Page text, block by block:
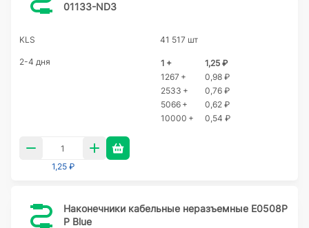
01133-ND3
KLS 41 517 шт
2-4 дня 1 +
1,25 ₽
1267 +
0,98 ₽
2533 +
0,76 ₽
5066 +
0,62 ₽
10000 +
0,54 ₽
1,25 ₽
Наконечники кабельные неразъемные E0508P
P Blue